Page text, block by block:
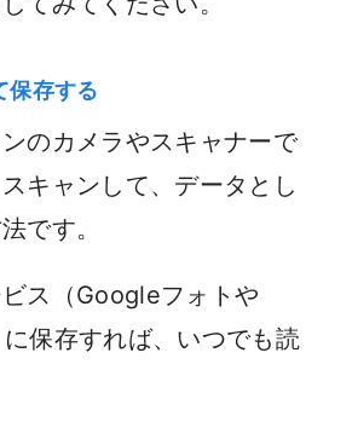
保存する
のカメラやスキャナーで
キャンして、データとし
です。
ス（Googleフォトや
保存すれば、いつでも読